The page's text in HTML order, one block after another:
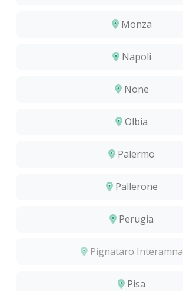
Monza
Napoli
None
Olbia
Palermo
Pallerone
Perugia
Pignataro Interamna
Pisa